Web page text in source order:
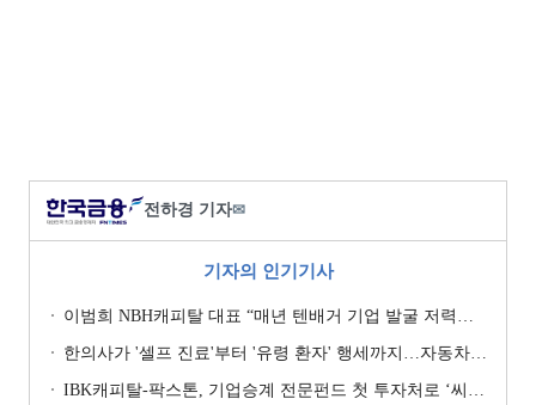
전하경 기자✉
기자의 인기기사
이범희 NBH캐피탈 대표 “매년 텐배거 기업 발굴 저력…올해 ROE 20% 목표”
한의사가 '셀프 진료'부터 '유령 환자' 행세까지…자동차보험 악용 심각 [경상환자 8주룰 도입 초읽기]
IBK캐피탈-팍스톤, 기업승계 전문펀드 첫 투자처로 ‘씨엠디기술단’ 낙점 [캐피탈사 돋보기]